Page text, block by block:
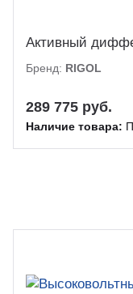
Активный
Бренд: RIGOL
289 775 руб.
Наличие товара: